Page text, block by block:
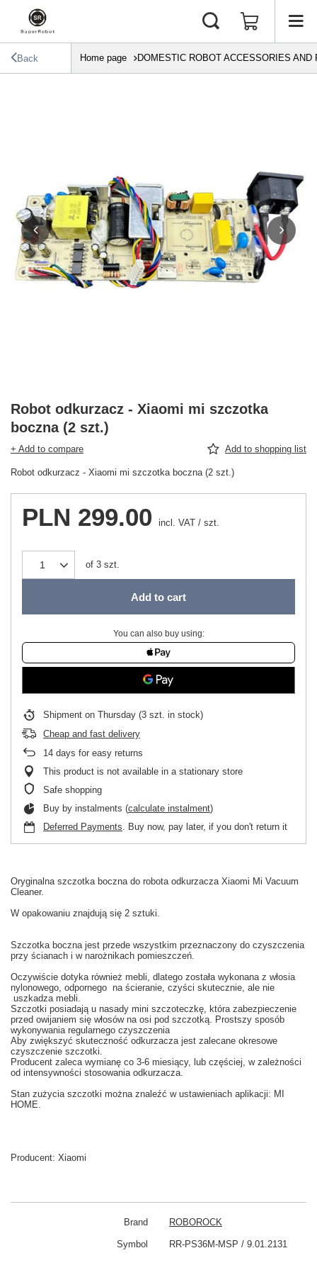
Back Home page DOMESTIC ROBOT ACCESSORIES AND
Robot odkurzacz - Xiaomi mi szczotka
boczna (2 szt.)
+ Add to compare Add to shopping list
Robot odkurzacz - Xiaomi mi szczotka boczna (2 szt.)
PLN 299.00 incl. VAT / szt.
of 3 szt.
Add to cart
You can also buy using:
Shipment on Thursday (3 szt. in stock)
Cheap and fast delivery
14 days for easy returns
This product is not available in a stationary store
Safe shopping
Buy by instalments (calculate instalment)
Deferred Payments. Buy now, pay later, if you don't return it
Oryginalna szczotka boczna do robota odkurzacza Xiaomi Mi Vacuum
Cleaner.
W opakowaniu znajdują się 2 sztuki.
Szczotka boczna jest przede wszystkim przeznaczony do czyszczenia
przy ścianach i w narożnikach pomieszczeń.
Oczywiście dotyka również mebli, dlatego została wykonana z włosia
nylonowego, odpornego na ścieranie, czyści skutecznie, ale nie
uszkadza mebli.
Szczotki posiadają u nasady mini szczoteczkę, którazabezpieczenie
przed owijaniem się włosów na osi pod szczotką. Prostszy sposób
wykonywania regularnego czyszczenia
Aby zwiększyć skuteczność odkurzacza jest zalecane okresowe
czyszczenie szczotki.
Producent zaleca wymianę co 3-6 miesiący, lub częściej, w zależności
od intensywności stosowania odkurzacza.
Stan zużycia szczotki można znaleźć w ustawieniach aplikacji: MI
HOME.
Producent: Xiaomi
Brand ROBOROCK
Symbol RR-PS36M-MSP / 9.01.2131